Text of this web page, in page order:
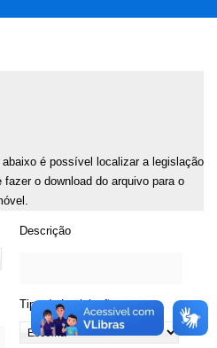
é possível localizar a legislação
o download do arquivo para o
Descrição
Tipo de Legislação